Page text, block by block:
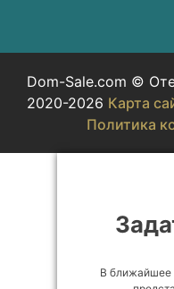
Dom-Sale.com ©
2020-2026 Карта
Политика
В ближайшее